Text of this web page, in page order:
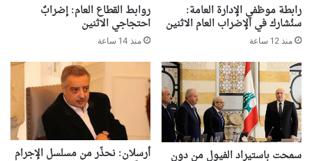
رابطة موظفي الإدارة العامة:
سنُشارك في الإضراب العام الاثنين
منذ 12 ساعة
روابط القطاع العام: إضرابٌ
احتجاجي الاثنين
منذ 14 ساعة
سمحت باستيراد الفيول من دون أرسلان: نحذّر من مسلسل الإجرام